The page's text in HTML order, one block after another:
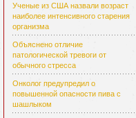
Ученые из США назвали возраст
наиболее интенсивного старения
организма
Объяснено отличие
патологической тревоги от
обычного стресса
Онколог предупредил о
повышенной опасности пива с
шашлыком